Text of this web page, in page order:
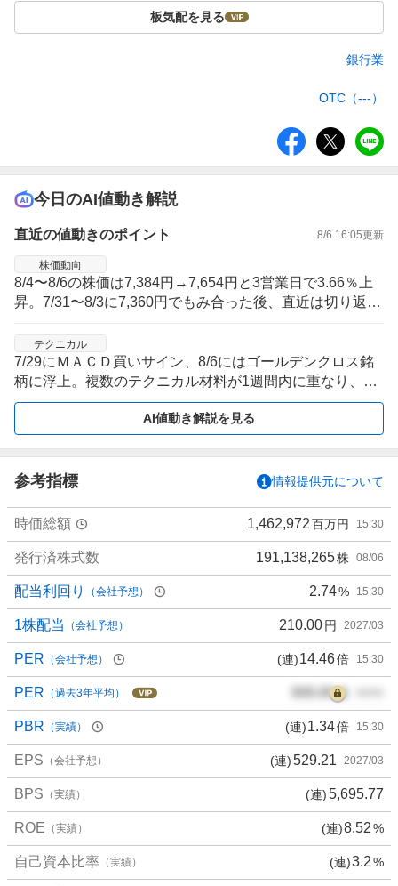
板気配を見る
銀行業
OTC（---）
ア
今日のAI値動き解説
直近の値動きのポイント 8/6 16:05更新
株価動向
8/4〜8/6の株価は7,384円→7,654円と3営業日で3.66％上
昇。7/31〜8/3に7,360円でもみ合った後、直近は切り返し
テクニカル
7/29にＭＡＣＤ買いサイン、8/6にはゴールデンクロス銘
柄に浮上。複数のテクニカル材料が1週間内に重なり、足
元の戻り基調を補強する出方。
AI値動き解説を見る
参考指標 情報提供元について
時価総額 1,462,972百万円 15:30
発行済株式数 191,138,265株 08/06
配当利回り （会社予想） 2.74% 15:30
1株配当 （会社予想） 210.00円 2027/03
PER （会社予想） (連)14.46倍 15:30
PER （過去3年平均） 000.00倍
PBR （実績） (連)1.34倍 15:30
EPS （会社予想） (連)529.21 2027/03
BPS （実績） (連)5,695.77
ROE （実績） (連)8.52%
自己資本比率 （実績） (連)3.2%